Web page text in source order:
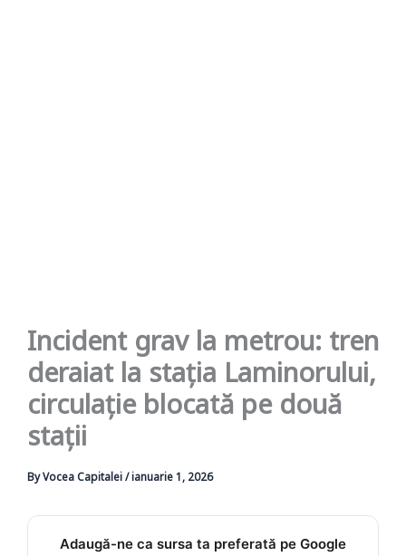
Incident grav la metrou: tren
deraiat la stația Laminorului,
circulație blocată pe două
stații
ByVocea Capitalei/ianuarie 1, 2026
Adaugă-ne ca sursa ta preferată pe Google